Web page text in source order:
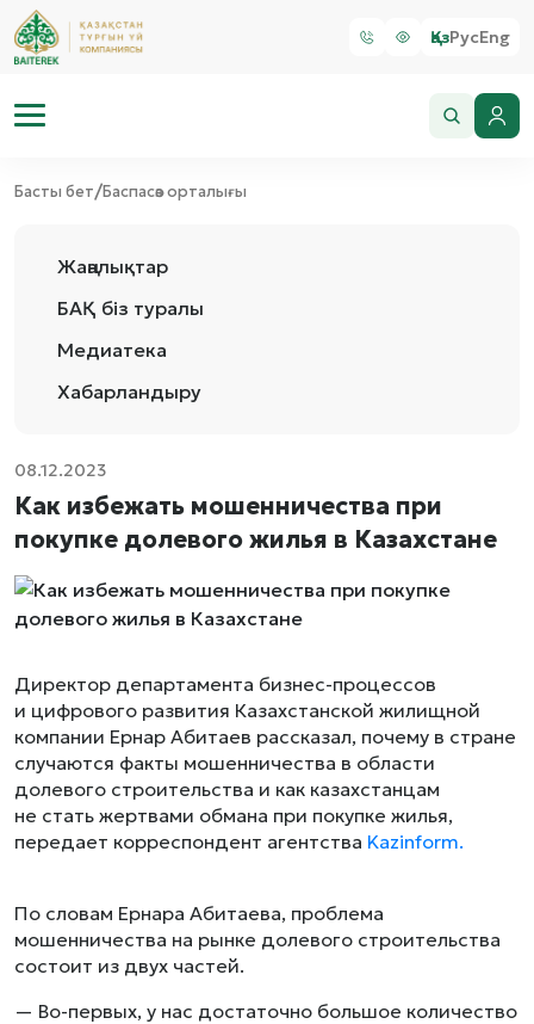
ҚазРусEng
Басты бет/Баспасөз орталығы
Жаңалықтар
БАҚ біз туралы
Медиатека
Хабарландыру
08.12.2023
Как избежать мошенничества при
покупке долевого жилья в Казахстане
Директор департамента бизнес-процессов
и цифрового развития Казахстанской жилищной
компании Ернар Абитаев рассказал, почему в стране
случаются факты мошенничества в области
долевого строительства и как казахстанцам
не стать жертвами обмана при покупке жилья,
передает корреспондент агентства Kazinform.
По словам Ернара Абитаева, проблема
мошенничества на рынке долевого строительства
состоит из двух частей.
— Во-первых, у нас достаточно большое количество